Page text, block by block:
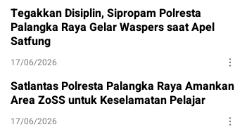
Tegakkan Disiplin, Sipropam Polresta
Palangka Raya Gelar Waspers saat Apel
Satfung
17/06/2026
Satlantas Polresta Palangka Raya Amankan
Area ZoSS untuk Keselamatan Pelajar
17/06/2026